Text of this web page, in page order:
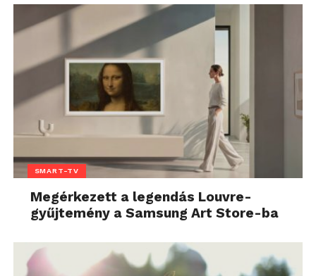
SMART-TV
Megérkezett a legendás Louvre-
gyűjtemény a Samsung Art Store-ba